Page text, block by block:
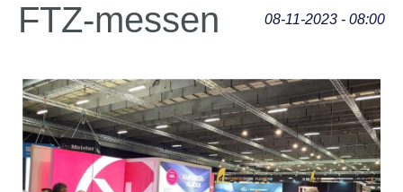
FTZ-messen 08-11-2023 - 08:00